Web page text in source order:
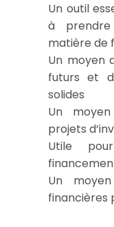
Un outil
à
matière de
Un moyen
futurs et
solides
Un
projets
Utile
Un
financières